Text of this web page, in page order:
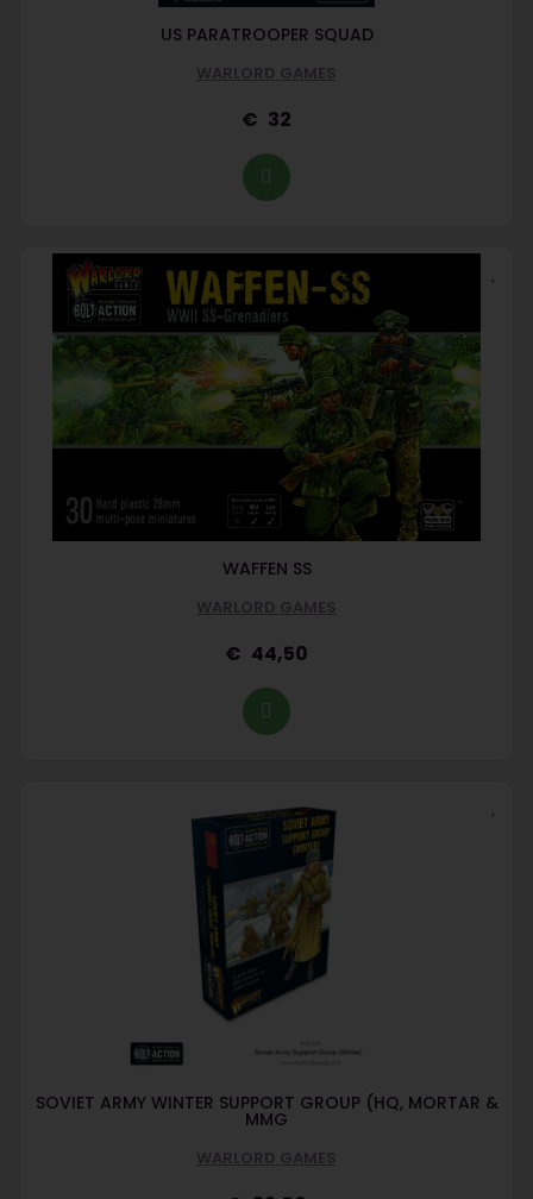
US PARATROOPER SQUAD
WARLORD GAMES
32
WAFFEN SS
WARLORD GAMES
44,50
SOVIET ARMY WINTER SUPPORT GROUP (HQ, MORTAR &
MMG
WARLORD GAMES